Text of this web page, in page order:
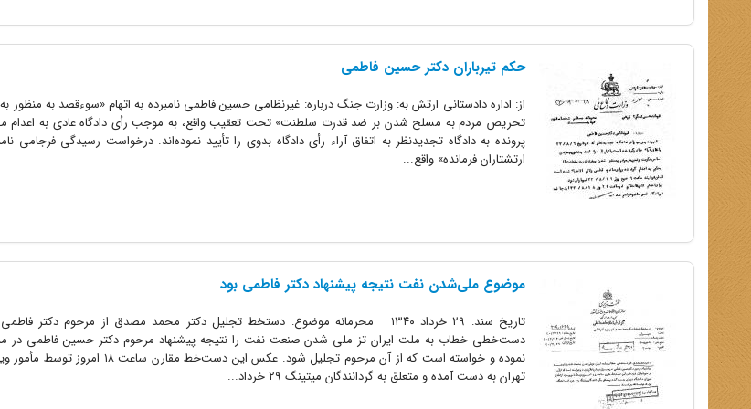
حکم تیرباران دکتر حسین فاطمی
از: اداره دادستانی ارتش به: وزارت جنگ درباره: غیرنظامی حسین فاطمی نامبرده به اتهام «سوءقصد به
تحریص مردم به مسلح شدن بر ضد قدرت سلطنت» تحت تعقیب واقع، به موجب رأی دادگاه عادی به اعدام
پرونده به دادگاه تجدیدنظر به اتفاق آراء رأی دادگاه بدوی را تأیید نموده‌اند. درخواست رسیدگی فرجامی
ارتشتاران فرمانده» واقع...
موضوع ملی‌شدن نفت نتیجه پیشنهاد دکتر فاطمی بود
تاریخ سند: ۲۹ خرداد ۱۳۴۰ محرمانه موضوع: دستخط تجلیل دکتر محمد مصدق از مرحوم
دست‌خطی خطاب به ملت ایران تز ملی شدن صنعت نفت را نتیجه پیشنهاد مرحوم دکتر حسین فاطمی در
نموده و خواسته است که از آن مرحوم تجلیل شود. عکس
تهران به دست آمده و متعلق به گردانندگان میتینگ ۲۹ خرداد...